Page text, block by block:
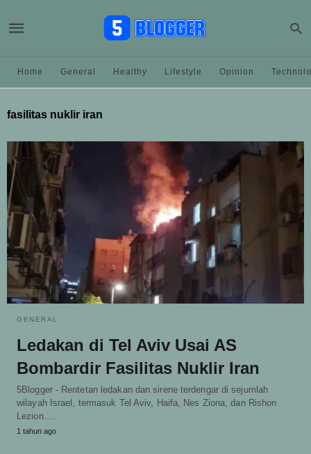
Home General Healthy Lifestyle Opinion
fasilitas nuklir iran
GENERAL
Ledakan di Tel Aviv Usai AS
Bombardir Fasilitas Nuklir Iran
5Blogger - Rentetan ledakan dan sirene terdengar di sejumlah
wilayah Israel, termasuk Tel Aviv, Haifa, Nes Ziona, dan Rishon
Lezion.…
1 tahun ago